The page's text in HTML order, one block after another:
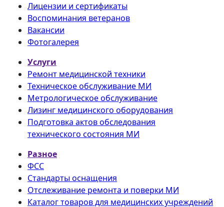
Лицензии и сертификаты
Воспоминания ветеранов
Вакансии
Фотогалерея
Услуги
Ремонт медицинской техники
Техническое обслуживание МИ
Метрологическое обслуживание
Лизинг медицинского оборудования
Подготовка актов обследования
технического состояния МИ
Разное
ФСС
Стандарты оснащения
Отслеживание ремонта и поверки МИ
Каталог товаров для медицинских учреждений